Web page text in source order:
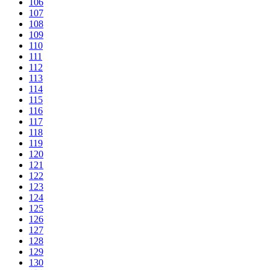
106
107
108
109
110
111
112
113
114
115
116
117
118
119
120
121
122
123
124
125
126
127
128
129
130